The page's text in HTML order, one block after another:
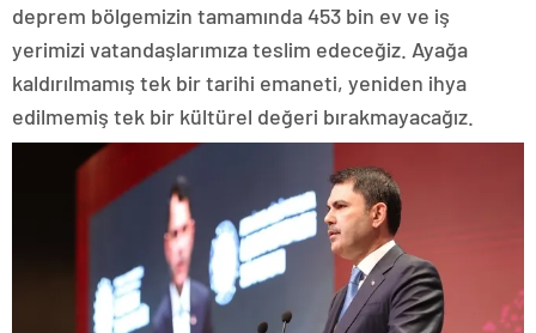
deprem bölgemizin tamamında 453 bin ev ve iş
yerimizi vatandaşlarımıza teslim edeceğiz. Ayağa
kaldırılmamış tek bir tarihi emaneti, yeniden ihya
edilmemiş tek bir kültürel değeri bırakmayacağız.